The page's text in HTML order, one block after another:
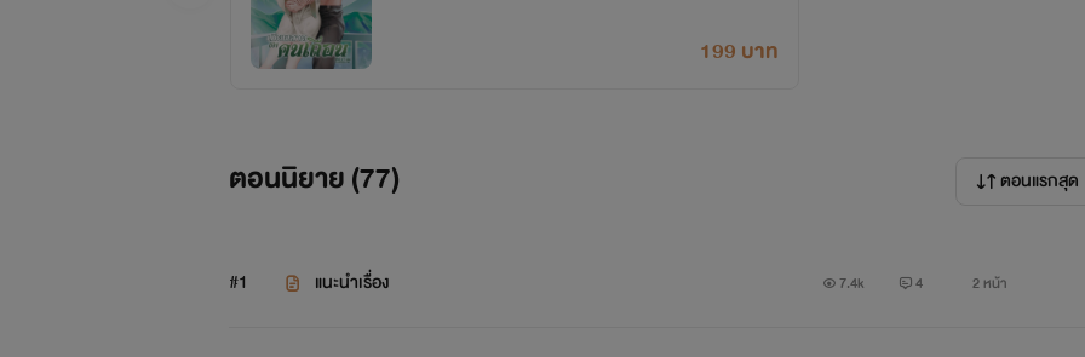
199 บาท
ตอนนิยาย (77) ตอนแรกสุด
#1 แนะนำเรื่อง 7.4k 4 2 หน้า